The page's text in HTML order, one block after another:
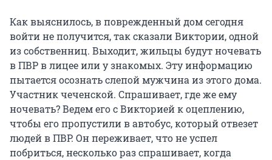
Как выяснилось, в поврежденный дом сегодня
войти не получится, так сказали Виктории, одной
из собственниц. Выходит, жильцы будут ночевать
в ПВР в лицее или у знакомых. Эту информацию
пытается осознать слепой мужчина из этого дома.
Участник чеченской. Спрашивает, где же ему
ночевать? Ведем его с Викторией к оцеплению,
чтобы его пропустили в автобус, который отвезет
людей в ПВР. Он переживает, что не успел
побриться, несколько раз спрашивает, когда